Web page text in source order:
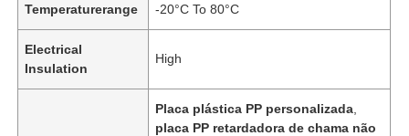
Temperaturerange -20°C To 80°C
Electrical
Insulation
High
Placa plástica PP personalizada
placa PP retardadora de chama não